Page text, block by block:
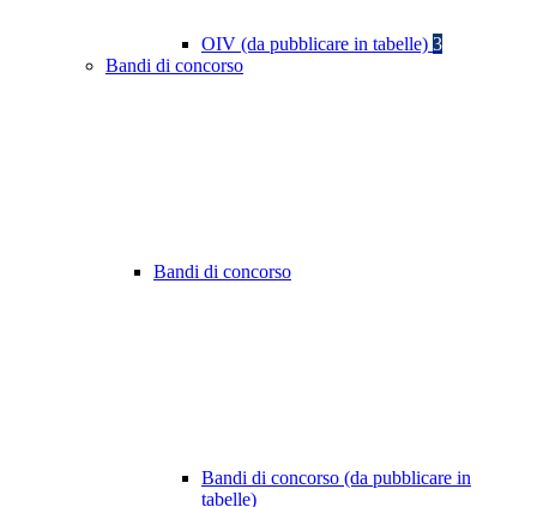
OIV (da pubblicare in tabelle) 3
Bandi di concorso
Bandi di concorso
Bandi di concorso (da pubblicare in
tabelle)